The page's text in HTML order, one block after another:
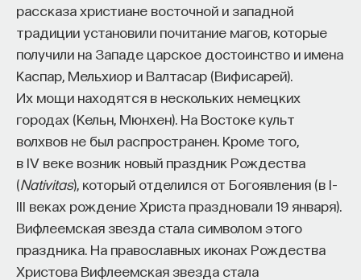
рассказа христиане восточной и западной
традиции установили почитание магов, которые
получили на Западе царское достоинство и имена
Каспар, Мельхиор и Валтасар (Вифисарей).
Их мощи находятся в нескольких немецких
городах (Кельн, Мюнхен). На Востоке культ
волхвов не был распространен. Кроме того,
в IV веке возник новый праздник Рождества
(Nativitas), который отделился от Богоявления (в I–
III веках рождение Христа праздновали 19 января).
Вифлеемская звезда стала символом этого
праздника. На православных иконах Рождества
Христова Вифлеемская звезда стала
а самостоятельно выбирать, на какое будущее
он работает. У него должна быть собственная
позиция: сначала определить, какое будущее
он хочет создавать, а затем разворачивать это
в своей деятельности. Когда университет
работает только под заказ, он занимает совсем
другую роль. У классического университета есть
редкая возможность — мыслить на длинной
дистанции и реально влиять на будущее: на то,
как будет мыслить элита, как будет устроена
экономика и как в целом будет разворачиваться
общество».